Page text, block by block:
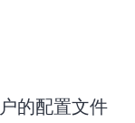
的配置文件